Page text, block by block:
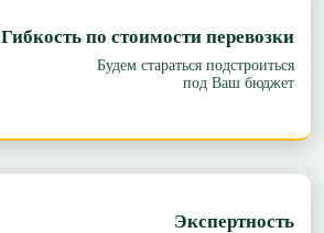
Гибкость по стоимости перевозки
Будем стараться подстроиться
под Ваш бюджет
Экспертность